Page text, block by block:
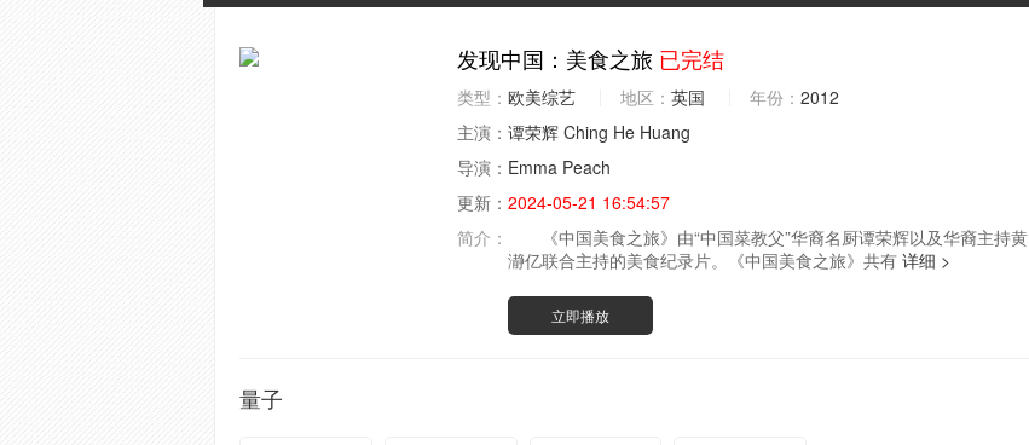
发现中国：美食之旅 已完结
类型： 欧美综艺 地区： 英国 年份： 2012
主演： 谭荣辉 Ching He Huang
导演： Emma Peach
更新： 2024-05-21 16:54:57
简介：
《中国美食之旅》由“中国菜教父”华裔名厨谭荣辉以及华裔主持黄
瀞亿联合主持的美食纪录片。《中国美食之旅》共有 详细 >
立即播放
量子